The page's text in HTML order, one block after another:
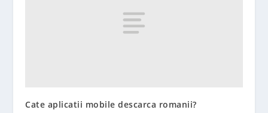
Cate aplicatii mobile descarca romanii?